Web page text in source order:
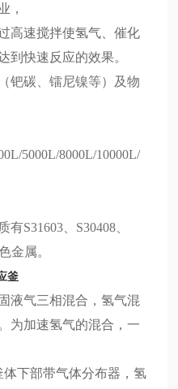
，
高速搅拌使氢气、催化
到快速反应的效果。
钯碳、镭尼镍等）及物
5000L/8000L/10000L/
有S31603、S30408、
金属。
釜
液气三相混合，氢气混
为加速氢气的混合，一
下部带气体分布器，氢